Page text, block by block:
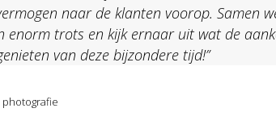
naar de klanten voorop. Samen
enorm trots en kijk ernaar uit wat de
van deze bijzondere tijd!”
photografie